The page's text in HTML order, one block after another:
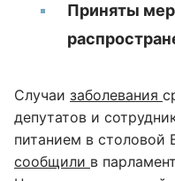
Приняты
Случаи заболевания
депутатов и
питанием в столовой
сообщили в